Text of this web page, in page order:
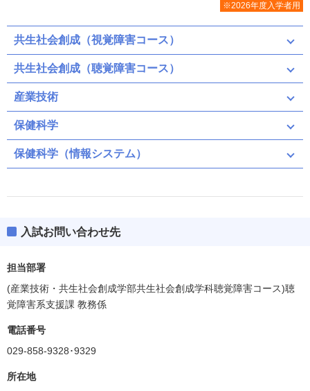
※2026年度入学者用
共生社会創成（視覚障害コース）
共生社会創成（聴覚障害コース）
産業技術
保健科学
保健科学（情報システム）
入試お問い合わせ先
担当部署
(産業技術・共生社会創成学部共生社会創成学科聴覚障害コース)聴
覚障害系支援課 教務係
電話番号
029-858-9328･9329
所在地